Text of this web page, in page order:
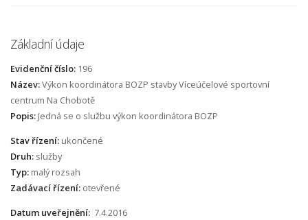
Základní údaje
Evidenční číslo: 196
Název:Výkon koordinátora BOZP stavby Víceúčelové sportovní
centrum Na Chobotě
Popis: Jedná se o službu výkon koordinátora BOZP
Stav řízení: ukončené
Druh: služby
Typ: malý rozsah
Zadávací řízení: otevřené
Datum uveřejnění: 7.4.2016